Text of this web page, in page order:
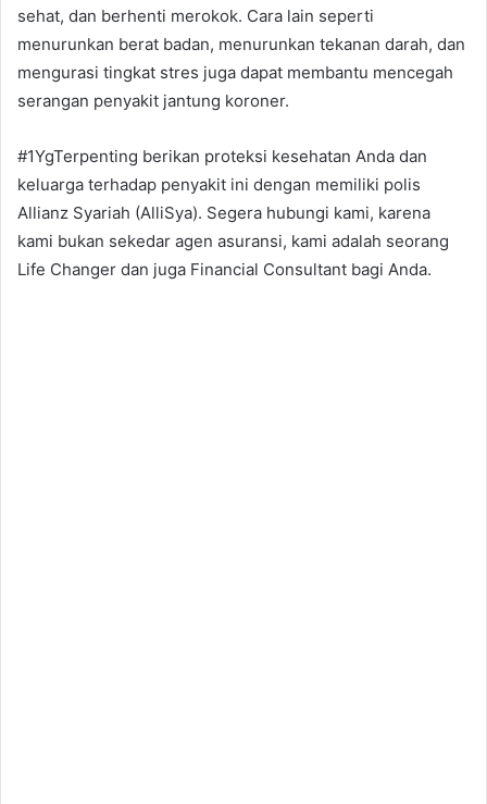
sehat, dan berhenti merokok. Cara lain seperti
menurunkan berat badan, menurunkan tekanan darah, dan
mengurasi tingkat stres juga dapat membantu mencegah
serangan penyakit jantung koroner.
#1YgTerpenting berikan proteksi kesehatan Anda dan
keluarga terhadap penyakit ini dengan memiliki polis
Allianz Syariah (AlliSya). Segera hubungi kami, karena
kami bukan sekedar agen asuransi, kami adalah seorang
Life Changer dan juga Financial Consultant bagi Anda.